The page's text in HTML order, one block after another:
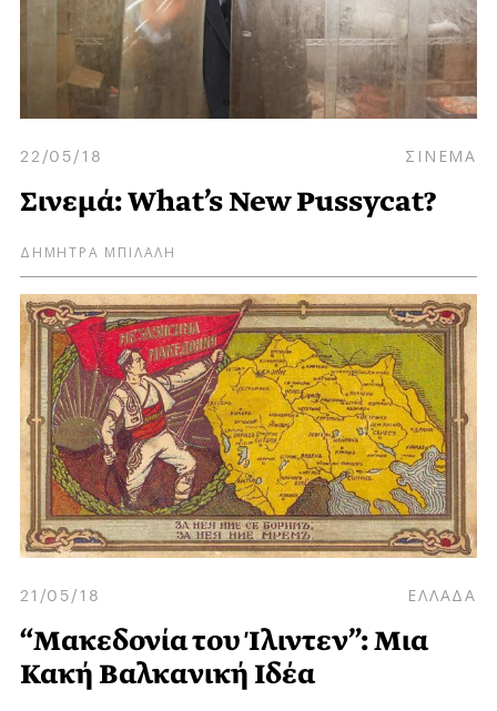
22/05/18 ΣΙΝΕΜΑ
Σινεμά: What’s New Pussycat?
ΔΗΜΗΤΡΑ ΜΠΙΛΑΛΗ
21/05/18 ΕΛΛΑΔΑ
“Μακεδονία του Ίλιντεν”: Μια
Κακή Βαλκανική Ιδέα